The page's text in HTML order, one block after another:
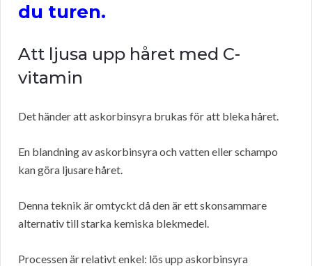
du turen.
Att ljusa upp håret med C-
vitamin
Det händer att askorbinsyra brukas för att bleka håret.
En blandning av askorbinsyra och vatten eller schampo
kan göra ljusare håret.
Denna teknik är omtyckt då den är ett skonsammare
alternativ till starka kemiska blekmedel.
Processen är relativt enkel: lös upp askorbinsyra